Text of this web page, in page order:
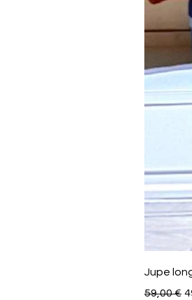
Jupe
59,00 €